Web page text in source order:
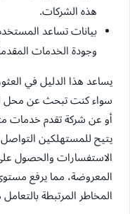
هذه الشركات.
بيانات تساعد
وجودة الخدمات
يساعد هذا الدليل في
سواء كنت تبحث عن محل
أو عن شركة تقدم خدمات
يتيح للمستهلكين
الاستفسارات والحصول
المعروضة، مما يرفع
المخاطر المرتبطة